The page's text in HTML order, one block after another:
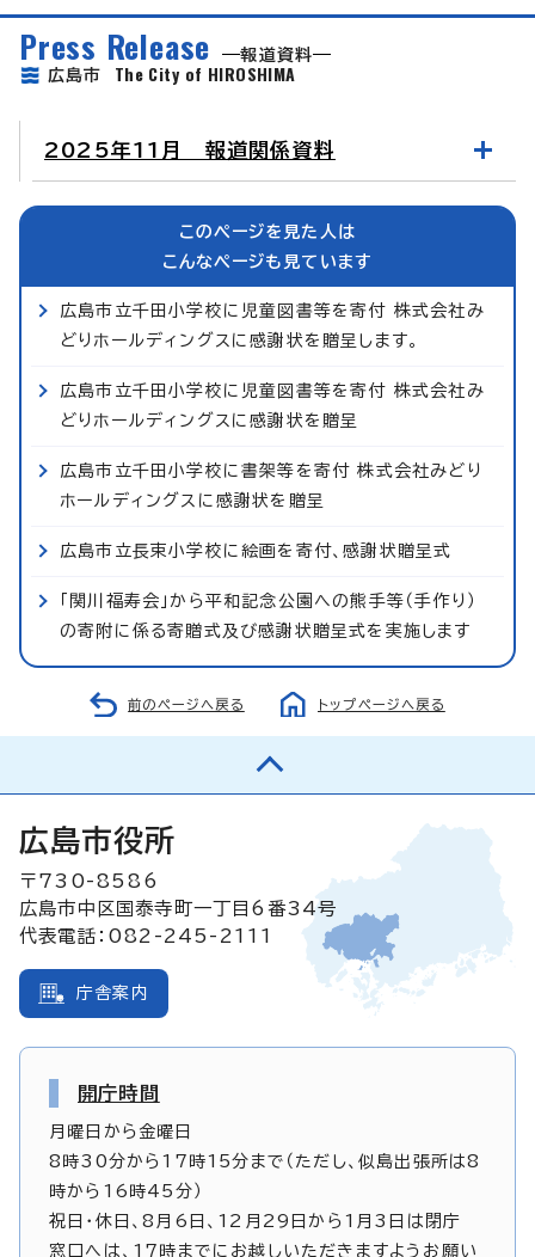
Press Release
報道資料
広島市 The City of HIROSHIMA
2025年11月 報道関係資料
このページを見た人は
こんなページも見ています
広島市立千田小学校に児童図書等を寄付 株式会社み
どりホールディングスに感謝状を贈呈します。
広島市立千田小学校に児童図書等を寄付 株式会社み
どりホールディングスに感謝状を贈呈
広島市立千田小学校に書架等を寄付 株式会社みどり
ホールディングスに感謝状を贈呈
広島市立長束小学校に絵画を寄付、感謝状贈呈式
「関川福寿会」から平和記念公園への熊手等（手作り）
の寄附に係る寄贈式及び感謝状贈呈式を実施します
前のページへ戻る トップページへ戻る
広島市役所
〒730-8586
広島市中区国泰寺町一丁目6番34号
代表電話：082-245-2111
庁舎案内
開庁時間
月曜日から金曜日
8時30分から17時15分まで（ただし、似島出張所は8
時から16時45分）
祝日・休日、8月6日、12月29日から1月3日は閉庁
窓口へは、17時までにお越しいただきますようお願い